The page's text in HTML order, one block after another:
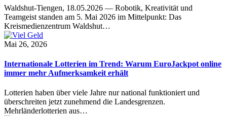
Waldshut-Tiengen, 18.05.2026 — Robotik, Kreativität und
Teamgeist standen am 5. Mai 2026 im Mittelpunkt: Das
Kreismedienzentrum Waldshut…
Mai 26, 2026
Internationale Lotterien im Trend: Warum EuroJackpot online
immer mehr Aufmerksamkeit erhält
Lotterien haben über viele Jahre nur national funktioniert und
überschreiten jetzt zunehmend die Landesgrenzen.
Mehrländerlotterien aus…